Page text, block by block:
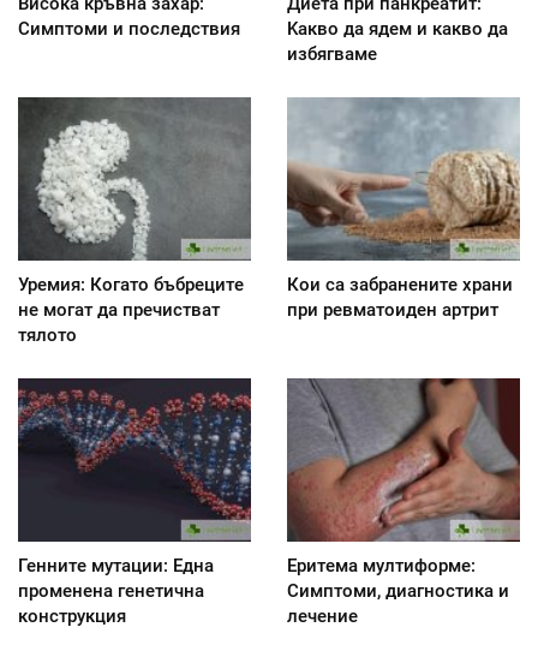
Симптоми и последствия
Kакво да ядем и какво да
избягваме
Уремия: Когато бъбреците
не могат да пречистват
тялото
Кои са забранените храни
при ревматоиден артрит
Генните мутации: Една
променена генетична
конструкция
Еритема мултиформе:
Симптоми, диагностика и
лечение